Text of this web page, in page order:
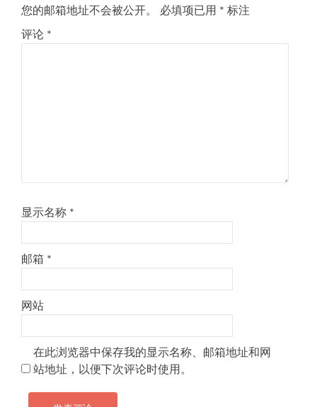
您的邮箱地址不会被公开。 必填项已用 * 标注
评论 *
显示名称 *
邮箱 *
网站
在此浏览器中保存我的显示名称、邮箱地址和网
站地址，以便下次评论时使用。